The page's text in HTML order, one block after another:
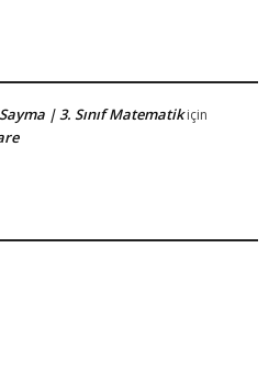
| 3. Sınıf Matematikiçin